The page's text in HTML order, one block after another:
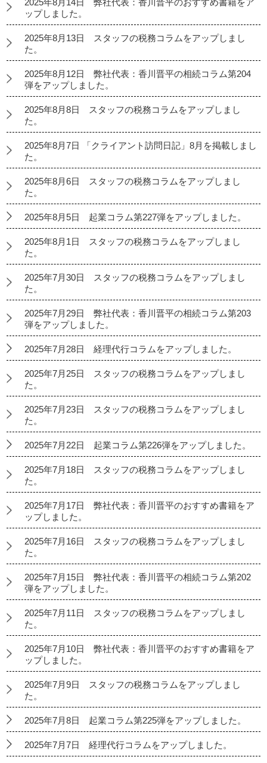
2025年8月14日 弊社代表：香川晋平のおすすめ書籍をア
ップしました。
2025年8月13日 スタッフの税務コラムをアップしまし
た。
2025年8月12日 弊社代表：香川晋平の相続コラム第204
弾をアップしました。
2025年8月8日 スタッフの税務コラムをアップしまし
た。
2025年8月7日 「クライアント訪問日記」8月を掲載しまし
た。
2025年8月6日 スタッフの税務コラムをアップしまし
た。
2025年8月5日 起業コラム第227弾をアップしました。
2025年8月1日 スタッフの税務コラムをアップしまし
た。
2025年7月30日 スタッフの税務コラムをアップしまし
た。
2025年7月29日 弊社代表：香川晋平の相続コラム第203
弾をアップしました。
2025年7月28日 経理代行コラムをアップしました。
2025年7月25日 スタッフの税務コラムをアップしまし
た。
2025年7月23日 スタッフの税務コラムをアップしまし
た。
2025年7月22日 起業コラム第226弾をアップしました。
2025年7月18日 スタッフの税務コラムをアップしまし
た。
2025年7月17日 弊社代表：香川晋平のおすすめ書籍をア
ップしました。
2025年7月16日 スタッフの税務コラムをアップしまし
た。
2025年7月15日 弊社代表：香川晋平の相続コラム第202
弾をアップしました。
2025年7月11日 スタッフの税務コラムをアップしまし
た。
2025年7月10日 弊社代表：香川晋平のおすすめ書籍をア
ップしました。
2025年7月9日 スタッフの税務コラムをアップしまし
た。
2025年7月8日 起業コラム第225弾をアップしました。
2025年7月7日 経理代行コラムをアップしました。